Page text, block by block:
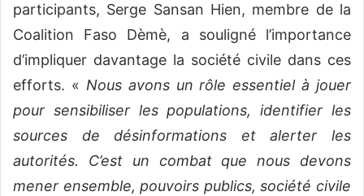
participants, Serge Sansan Hien, membre de la
Coalition Faso Dèmè, a souligné l’importance
d’impliquer davantage la société civile dans ces
efforts. « Nous avons un rôle essentiel à jouer
pour sensibiliser les populations, identifier les
sources de désinformations et alerter les
autorités. C’est un combat que nous devons
mener ensemble, pouvoirs publics, société civile